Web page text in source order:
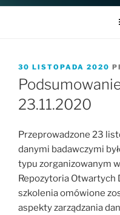
OPUBLIKOWANE
W
30 LISTOPADA 2020
23.11.2020
Przeprowadzone 23
danymi badawczymi
typu zorganizowanym
Repozytoria Otwartych
szkolenia omówione
aspekty zarządzania